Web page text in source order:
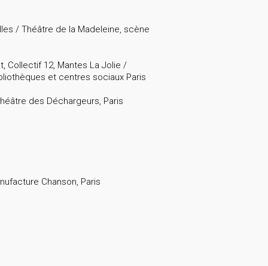
/ Théâtre de la Madeleine, scène
Collectif 12, Mantes La Jolie /
et centres sociaux Paris
des Déchargeurs, Paris
Chanson, Paris